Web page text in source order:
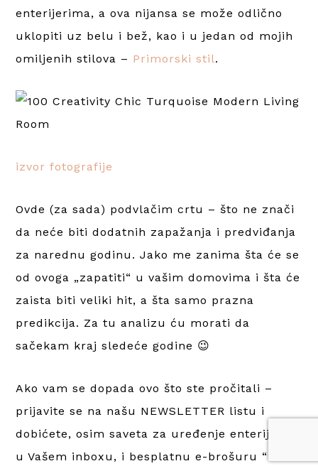
enterijerima, a ova nijansa se može odlično
uklopiti uz belu i bež, kao i u jedan od mojih
omiljenih stilova – Primorski stil.
izvor fotografije
Ovde (za sada) podvlačim crtu – što ne znači
da neće biti dodatnih zapažanja i predviđanja
za narednu godinu. Jako me zanima šta će se
od ovoga „zapatiti“ u vašim domovima i šta će
zaista biti veliki hit, a šta samo prazna
predikcija. Za tu analizu ću morati da
sačekam kraj sledeće godine 😉
Ako vam se dopada ovo što ste pročitali –
prijavite se na našu NEWSLETTER listu i
dobićete, osim saveta za uređenje enterijera
u Vašem inboxu, i besplatnu e-brošuru “10